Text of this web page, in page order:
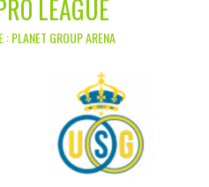
LEAGUE
: PLANET GROUP ARENA